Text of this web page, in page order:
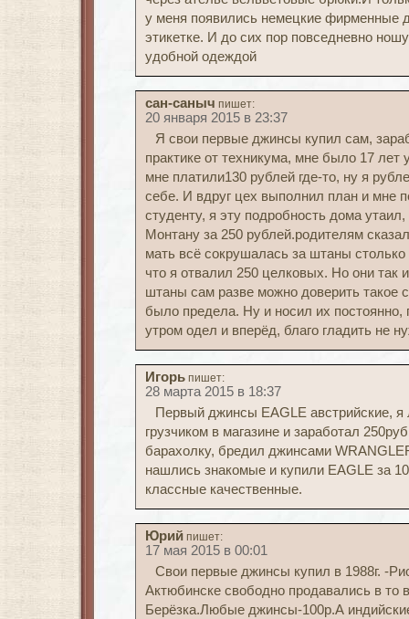
у меня появились немецкие фирменные
этикетке. И до сих пор повседневно
удобной одеждой
сан-саныч пишет:
20 января 2015 в 23:37
Я свои первые джинсы купил сам,
практике от техникума, мне было 17 лет
мне платили130 рублей где-то, ну я
себе. И вдруг цех выполнил план и мне
студенту, я эту подробность дома
Монтану за 250 рублей.родителям
мать всё сокрушалась за штаны
что я отвалил 250 целковых. Но они так
штаны сам разве можно доверить такое
было предела. Ну и носил их постоянно,
утром одел и вперёд, благо гладить не
Игорь пишет:
28 марта 2015 в 18:37
Первый джинсы EAGLE австрийские,
грузчиком в магазине и заработал
барахолку, бредил джинсами
нашлись знакомые и купили EAGLE за
классные качественные.
Юрий пишет:
17 мая 2015 в 00:01
Свои первые джинсы купил в 1988г. -
Актюбинске свободно продавались в то
Берёзка.Любые джинсы-100р.А